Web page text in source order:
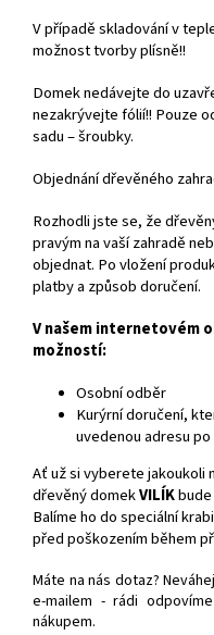
V případě skladování v
možnost tvorby plísně!!
Domek nedávejte do
nezakrývejte fólií!! Pouze
sadu – šroubky.
Objednání dřevěného
Rozhodli jste se, že
pravým na vaší zahradě
objednat. Po vložení
platby a způsob doručení.
V našem internetovém
možností:
Osobní odběr
Kurýrní doručení,
uvedenou adresu po
Ať už si vyberete jakoukoli
dřevěný domekVILÍK
Balíme ho do speciální
před poškozením během
Máte na nás dotaz?
e-mailem - rádi
nákupem.